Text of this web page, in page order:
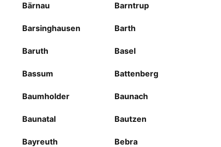
Bärnau Barntrup
Barsinghausen Barth
Baruth Basel
Bassum Battenberg
Baumholder Baunach
Baunatal Bautzen
Bayreuth Bebra